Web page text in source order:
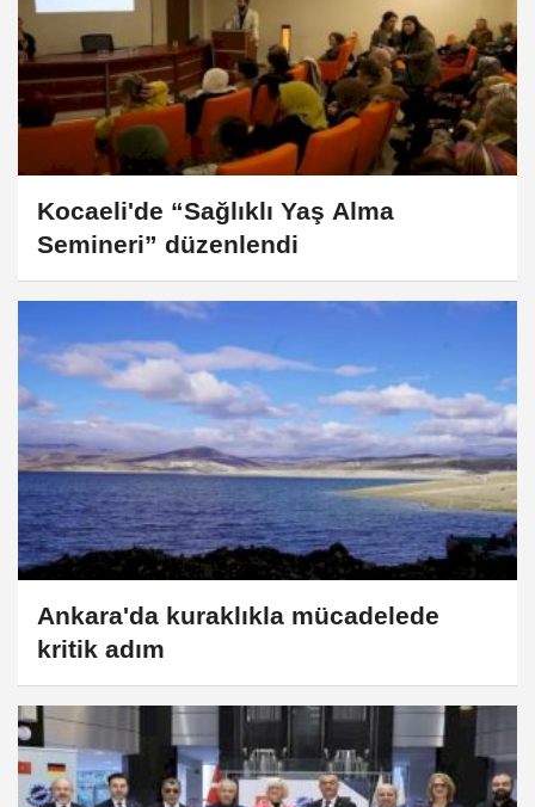
Kocaeli'de “Sağlıklı Yaş Alma
Semineri” düzenlendi
Ankara'da kuraklıkla mücadelede
kritik adım